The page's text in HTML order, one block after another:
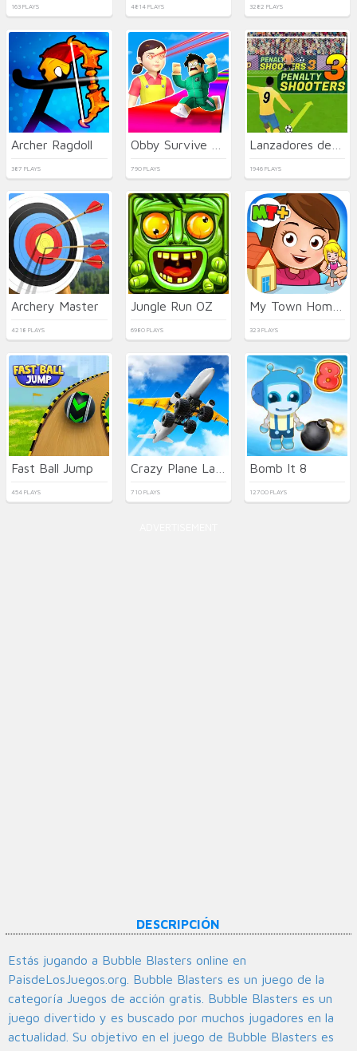
163 PLAYS 4814 PLAYS 3282 PLAYS
Archer Ragdoll
387 PLAYS 790 PLAYS 1946 PLAYS
Archery Master
4218 PLAYS
Jungle Run OZ
6980 PLAYS 323 PLAYS
Fast Ball Jump
454 PLAYS 710 PLAYS
Bomb It 8
12700 PLAYS
DESCRIPCIÓN
Estás jugando a Bubble Blasters online en
PaisdeLosJuegos.org. Bubble Blasters es un juego de la
categoría Juegos de acción gratis. Bubble Blasters es un
juego divertido y es buscado por muchos jugadores en la
actualidad. Su objetivo en el juego de Bubble Blasters es